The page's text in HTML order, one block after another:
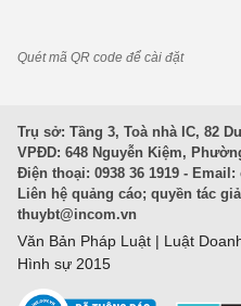
Quét mã QR code để cài đặt
Trụ sở: Tầng 3, Toà nhà IC, 82
VPĐD: 648 Nguyễn Kiệm,
Điện thoại: 0938 36 1919 - Email:
Liên hệ quảng cáo; quyền tác
thuybt@incom.vn
Văn Bản Pháp Luật | Luật
Hình sự 2015